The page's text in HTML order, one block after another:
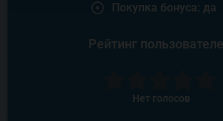
Покупка бонуса: да
Рейтинг
Нет голосов